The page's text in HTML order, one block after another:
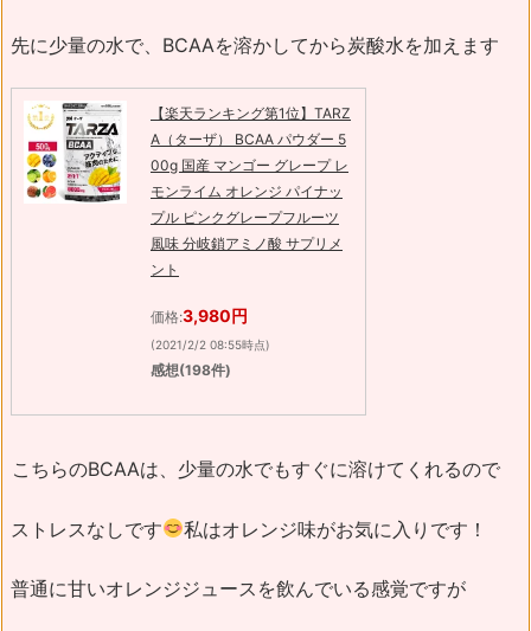
先に少量の水で、BCAAを溶かしてから炭酸水を加えます
【楽天ランキング第1位】TARZ
A（ターザ） BCAA パウダー 5
00g 国産 マンゴー グレープ レ
モンライム オレンジ パイナッ
プル ピンクグレープフルーツ
風味 分岐鎖アミノ酸 サプリメ
ント
価格:3,980円
(2021/2/2 08:55時点)
感想(198件)
こちらのBCAAは、少量の水でもすぐに溶けてくれるので
ストレスなしです 私はオレンジ味がお気に入りです！
普通に甘いオレンジジュースを飲んでいる感覚ですが